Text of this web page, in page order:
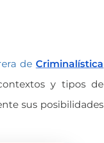
deCriminalística
y tipos de
sus posibilidades